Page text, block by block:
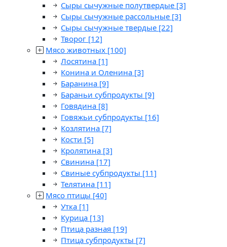
Сыры сычужные полутвердые [3]
Сыры сычужные рассольные [3]
Сыры сычужные твердые [22]
Творог [12]
Мясо животных [100]
Лосятина [1]
Конина и Оленина [3]
Баранина [9]
Бараньи субпродукты [9]
Говядина [8]
Говяжьи субпродукты [16]
Козлятина [7]
Кости [5]
Кролятина [3]
Свинина [17]
Свиные субпродукты [11]
Телятина [11]
Мясо птицы [40]
Утка [1]
Курица [13]
Птица разная [19]
Птица субпродукты [7]